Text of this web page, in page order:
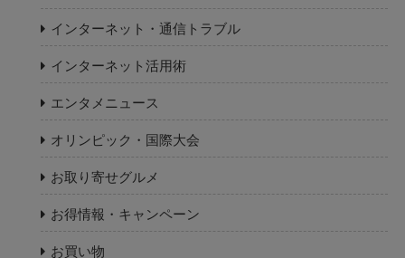
インターネット・通信トラブル
インターネット活用術
エンタメニュース
オリンピック・国際大会
お取り寄せグルメ
お得情報・キャンペーン
お買い物